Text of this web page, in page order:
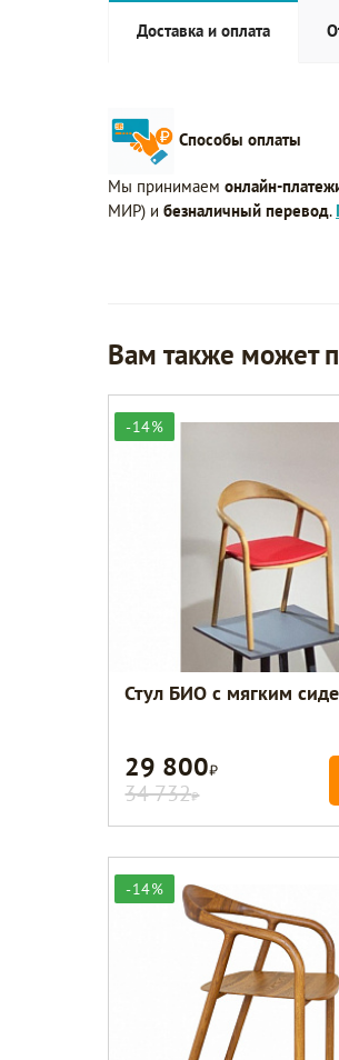
Доставка и оплата
Способы оплаты
Мы принимаем онлайн-
МИР) и безналичный перевод.
Вам также может
-14%
Стул БИО с мягким
29 800Р
34 732Р
-14%